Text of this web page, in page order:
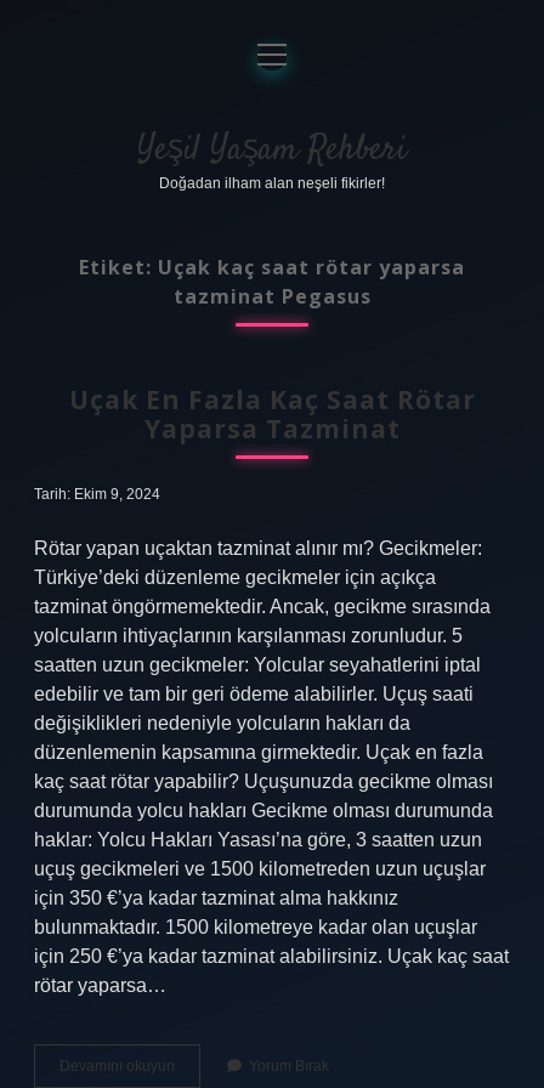
Anasayfa
Gizlilik Politikası
Yasal Uyarı
menüyü
aç
Yeşil Yaşam Rehberi
Doğadan ilham alan neşeli fikirler!
Etiket: Uçak kaç saat rötar yaparsa
tazminat Pegasus
Uçak En Fazla Kaç Saat Rötar
Yaparsa Tazminat
Tarih: Ekim 9, 2024
Rötar yapan uçaktan tazminat alınır mı? Gecikmeler:
Türkiye’deki düzenleme gecikmeler için açıkça
tazminat öngörmemektedir. Ancak, gecikme sırasında
yolcuların ihtiyaçlarının karşılanması zorunludur. 5
saatten uzun gecikmeler: Yolcular seyahatlerini iptal
edebilir ve tam bir geri ödeme alabilirler. Uçuş saati
değişiklikleri nedeniyle yolcuların hakları da
düzenlemenin kapsamına girmektedir. Uçak en fazla
kaç saat rötar yapabilir? Uçuşunuzda gecikme olması
durumunda yolcu hakları Gecikme olması durumunda
haklar: Yolcu Hakları Yasası’na göre, 3 saatten uzun
uçuş gecikmeleri ve 1500 kilometreden uzun uçuşlar
için 350 €’ya kadar tazminat alma hakkınız
bulunmaktadır. 1500 kilometreye kadar olan uçuşlar
için 250 €’ya kadar tazminat alabilirsiniz. Uçak kaç saat
rötar yaparsa…
Devamını okuyun Yorum Bırak